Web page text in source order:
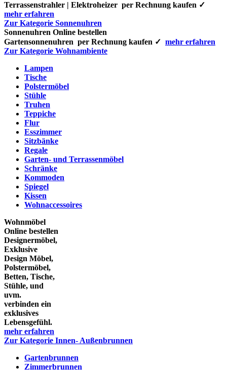
Terrassenstrahler | Elektroheizer per Rechnung kaufen ✓
mehr erfahren
Zur Kategorie Sonnenuhren
Sonnenuhren Online bestellen
Gartensonnenuhren per Rechnung kaufen ✓ mehr erfahren
Zur Kategorie Wohnambiente
Lampen
Tische
Polstermöbel
Stühle
Truhen
Teppiche
Flur
Esszimmer
Sitzbänke
Regale
Garten- und Terrassenmöbel
Schränke
Kommoden
Spiegel
Kissen
Wohnaccessoires
Wohnmöbel
Online bestellen
Designermöbel,
Exklusive
Design Möbel,
Polstermöbel,
Betten, Tische,
Stühle, und
uvm.
verbinden ein
exklusives
Lebensgefühl.
mehr erfahren
Zur Kategorie Innen- Außenbrunnen
Gartenbrunnen
Zimmerbrunnen